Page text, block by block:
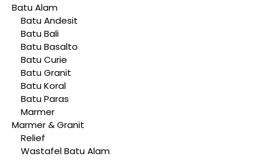
Batu Alam
Batu Andesit
Batu Bali
Batu Basalto
Batu Curie
Batu Granit
Batu Koral
Batu Paras
Marmer
Marmer & Granit
Relief
Wastafel Batu Alam